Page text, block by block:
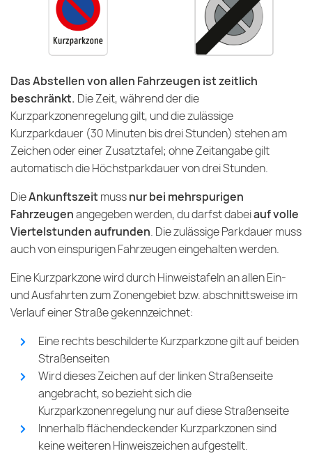
Das Abstellen von allen Fahrzeugen ist zeitlich
beschränkt. Die Zeit, während der die
Kurzparkzonenregelung gilt, und die zulässige
Kurzparkdauer (30 Minuten bis drei Stunden) stehen am
Zeichen oder einer Zusatztafel; ohne Zeitangabe gilt
automatisch die Höchstparkdauer von drei Stunden.
DieAnkunftszeit mussnur bei mehrspurigen
Fahrzeugenangegeben werden, du darfst dabeiauf volle
Viertelstunden aufrunden. Die zulässige Parkdauer muss
auch von einspurigen Fahrzeugen eingehalten werden.
Eine Kurzparkzone wird durch Hinweistafeln an allen Ein-
und Ausfahrten zum Zonengebiet bzw. abschnittsweise im
Verlauf einer Straße gekennzeichnet:
Eine rechts beschilderte Kurzparkzone gilt auf beiden
Straßenseiten
Wird dieses Zeichen auf der linken Straßenseite
angebracht, so bezieht sich die
Kurzparkzonenregelung nur auf diese Straßenseite
Innerhalb flächendeckender Kurzparkzonen sind
keine weiteren Hinweiszeichen aufgestellt.